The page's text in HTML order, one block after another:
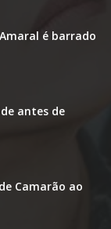
é barrado
antes de
Camarão ao